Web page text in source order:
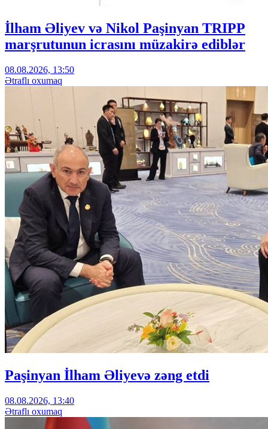
İlham Əliyev və Nikol Paşinyan TRIPP
marşrutunun icrasını müzakirə ediblər
08.08.2026, 13:50
Ətraflı oxumaq
Paşinyan İlham Əliyevə zəng etdi
08.08.2026, 13:40
Ətraflı oxumaq